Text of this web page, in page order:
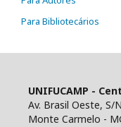
Para Bibliotecários
UNIFUCAMP -
Av. Brasil Oeste, S/
Monte Carmelo -